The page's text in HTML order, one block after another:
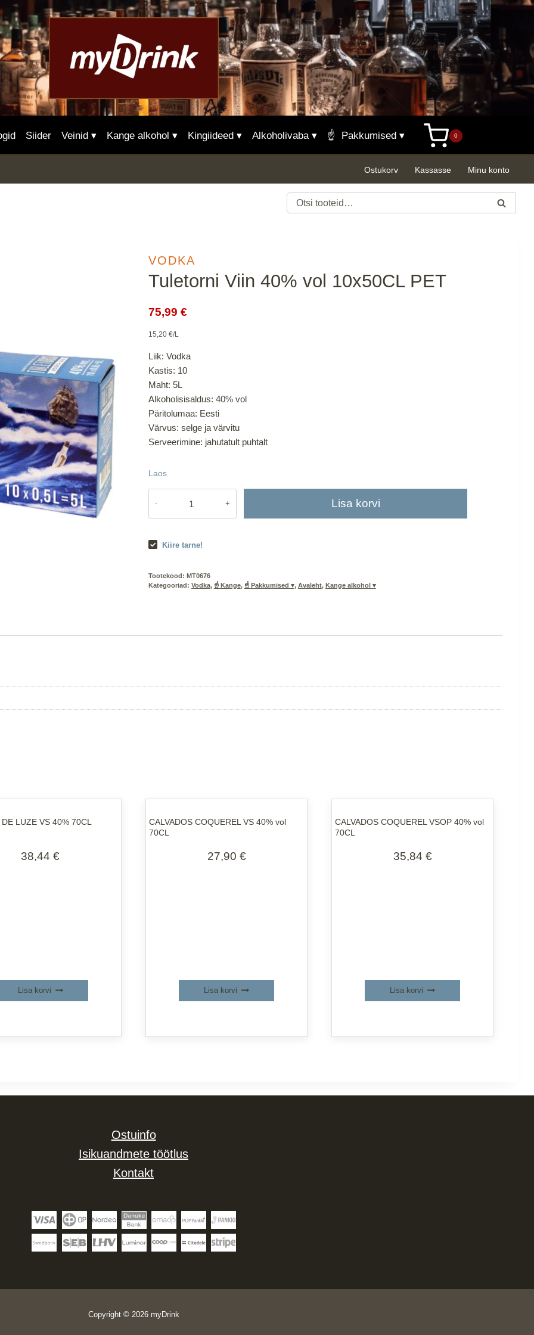
Siider Veinid ▾ Kange alkohol ▾ Kingiideed ▾ Alkoholivaba ▾ ☝️ Pakkumised ▾ 0
Ostukorv Kassasse Minu konto
Otsi:
Otsi
VODKA
Tuletorni Viin 40% vol 10x50CL PET
Algne
hind
80,72 €.
75,99 €Praegune
75,99 €.
15,20 €/L
Liik: Vodka
Kastis: 10
Maht: 5L
Alkoholisisaldus: 40% vol
Päritolumaa: Eesti
Värvus: selge ja värvitu
Serveerimine: jahutatult puhtalt
Laos
vol
kogus
Lisa korvi
Kiire tarne!
Tootekood: MT0676
Kategooriad: Vodka, ☝️ Kange, ☝️ Pakkumised ▾, Avaleht, Kange alkohol ▾
LUZE VS 40% 70CL
38,44€
Lisa korvi
CALVADOS COQUEREL VS 40% vol
70CL
27,90 €
Lisa korvi
CALVADOS COQUEREL VSOP 40% vol
70CL
35,84 €
Lisa korvi
Ostuinfo
Isikuandmete töötlus
Kontakt
Copyright © 2026 myDrink